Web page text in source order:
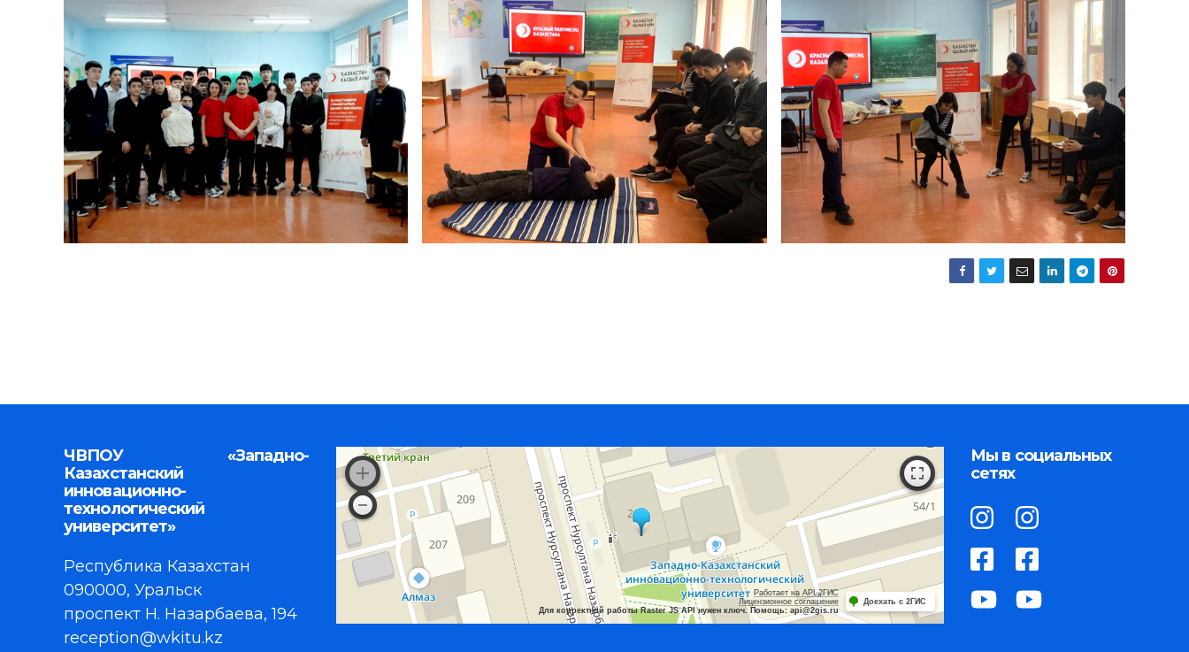
ЧВПОУ «Западно-
Казахстанский
инновационно-
технологический
университет»
Республика Казахстан
090000, Уральск
проспект Н. Назарбаева, 194
reception@wkitu.kz
Работает на API 2ГИС
Лицензионное соглашение
Для корректной работы Raster JS API нужен ключ. Помощь: api@2gis.ru
Доехать с 2ГИС
Мы в социальных
сетях